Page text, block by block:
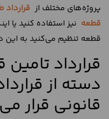
پروژ‌ه‌های مختلف از
قطعه نیز استفاده کنید یا
قطعه تنظیم می‌کنید به این
قرارداد
دسته از
قانونی قرار